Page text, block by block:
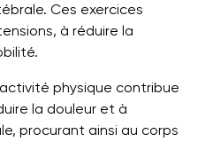
Ces exercices
à réduire la
physique contribue
la douleur et à
procurant ainsi au corps